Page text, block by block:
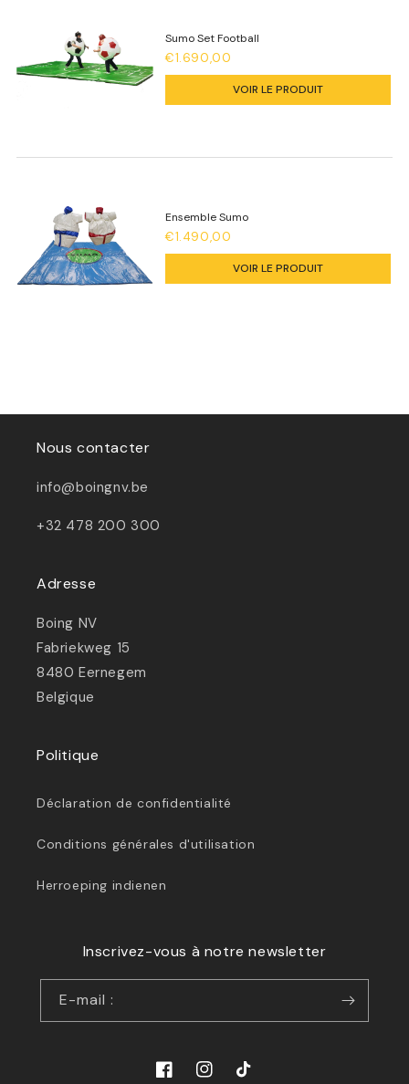
Sumo Set Football
€1.690,00
VOIR LE PRODUIT
Ensemble Sumo
€1.490,00
VOIR LE PRODUIT
Nous contacter
info@boingnv.be
+32 478 200 300
Adresse
Boing NV
Fabriekweg 15
8480 Eernegem
Belgique
Politique
Déclaration de confidentialité
Conditions générales d'utilisation
Herroeping indienen
Inscrivez-vous à notre newsletter
E-mail :
FacebookInstagramTikTok